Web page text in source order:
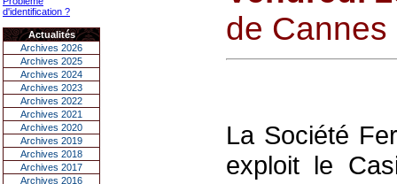
d'identification ?
Actualités
Archives 2026
Archives 2025
Archives 2024
Archives 2023
Archives 2022
Archives 2021
Archives 2020
Archives 2019
Archives 2018
Archives 2017
Archives 2016
de Cannes
La Société
exploit le